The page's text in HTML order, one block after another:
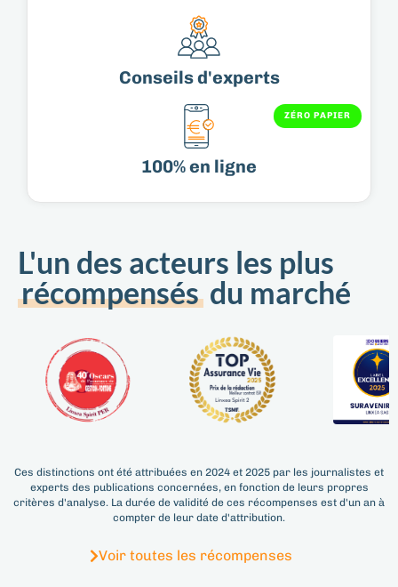
Conseils d'experts​
ZÉRO PAPIER
100% en ligne​
L'un des acteurs les plus
récompensésdu marché
Ces distinctions ont été attribuées en 2024 et 2025 par les journalistes et
experts des publications concernées, en fonction de leurs propres
critères d'analyse. La durée de validité de ces récompenses est d'un an à
compter de leur date d'attribution.
Voir toutes les récompenses